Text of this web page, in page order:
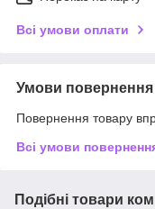
Всі умови оплати
Умови повернення
Повернення товару
Всі умови
Подібні товари